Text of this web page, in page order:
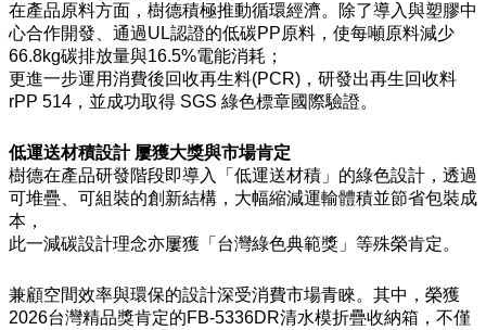
在產品原料方面，樹德積極推動循環經濟。除了導入與塑膠中
心合作開發、通過UL認證的低碳PP原料，使每噸原料減少
66.8kg碳排放量與16.5%電能消耗；
更進一步運用消費後回收再生料(PCR)，研發出再生回收料
rPP 514，並成功取得 SGS 綠色標章國際驗證。
低運送材積設計 屢獲大獎與市場肯定
樹德在產品研發階段即導入「低運送材積」的綠色設計，透過
可堆疊、可組裝的創新結構，大幅縮減運輸體積並節省包裝成
本，
此一減碳設計理念亦屢獲「台灣綠色典範獎」等殊榮肯定。
兼顧空間效率與環保的設計深受消費市場青睞。其中，榮獲
2026台灣精品獎肯定的FB-5336DR清水模折疊收納箱，不僅